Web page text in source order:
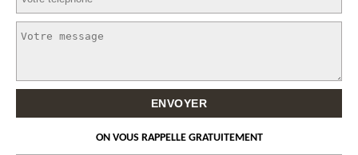
ON VOUS RAPPELLE GRATUITEMENT